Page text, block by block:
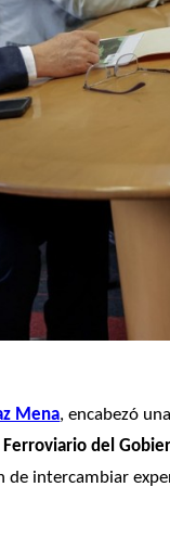
Mena, encabezó
del
de intercambiar